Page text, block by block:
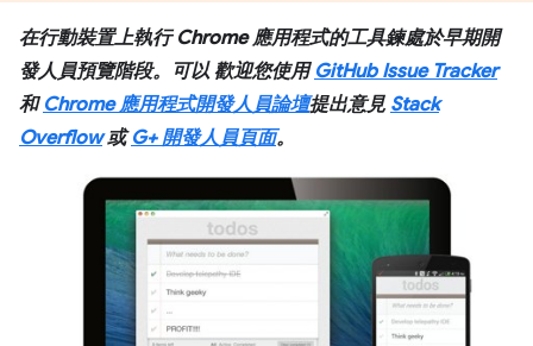
在行動裝置上執行 Chrome 應用程式的工具鍊處於早期開
發人員預覽階段。可以 歡迎您使用 GitHub Issue Tracker
和 Chrome 應用程式開發人員論壇提出意見 Stack
Overflow或G+ 開發人員頁面。